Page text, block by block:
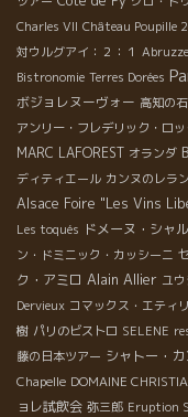
Charles VII Château Poupille
対ウルグアイ：２：１
Bistronomie Terres Dorées
ボジョレヌーヴォー 高知の
アンリー・フレデリック・ロッ
MARC LAFOREST オランダ
ディティエール カンヌのレラ
Alsace Foire "Les Vins
Les toqués ドメーヌ・シャ
ン・ドミニック・カッシーニ
ク・アミロ Alain Allier ユ
Dervieux コマックス・エティ
樹 パリのビストロ SELENE
藤の日本ツアー シャトー・カ
Chapelle DOMAINE
ョレ試飲会 弥三郎 Eruption